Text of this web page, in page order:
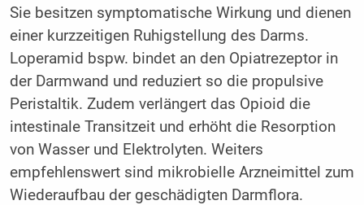
Sie besitzen symptomatische Wirkung und dienen
einer kurzzeitigen Ruhigstellung des Darms.
Loperamid bspw. bindet an den Opiatrezeptor in
der Darmwand und reduziert so die propulsive
Peristaltik. Zudem verlängert das Opioid die
intestinale Transitzeit und erhöht die Resorption
von Wasser und Elektrolyten. Weiters
empfehlenswert sind mikrobielle Arzneimittel zum
Wiederaufbau der geschädigten Darmflora.